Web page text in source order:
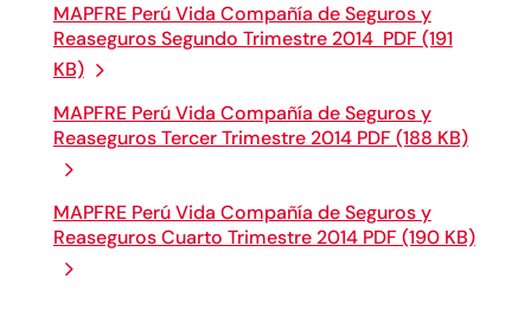
MAPFRE Perú Vida Compañía de Seguros y
Reaseguros Segundo Trimestre 2014 PDF (191
KB)
MAPFRE Perú Vida Compañía de Seguros y
Reaseguros Tercer Trimestre 2014 PDF (188 KB)
MAPFRE Perú Vida Compañía de Seguros y
Reaseguros Cuarto Trimestre 2014 PDF (190 KB)